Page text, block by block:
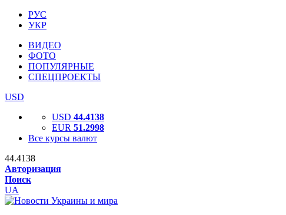
РУС
УКР
ВИДЕО
ФОТО
ПОПУЛЯРНЫЕ
СПЕЦПРОЕКТЫ
USD
USD 44.4138
EUR 51.2998
Все курсы валют
44.4138
Авторизация
Поиск
UA